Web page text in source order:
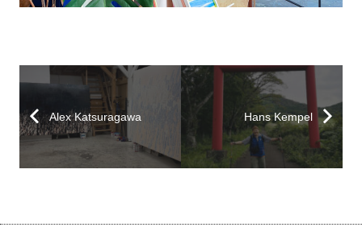
Alex Katsuragawa Hans Kempel